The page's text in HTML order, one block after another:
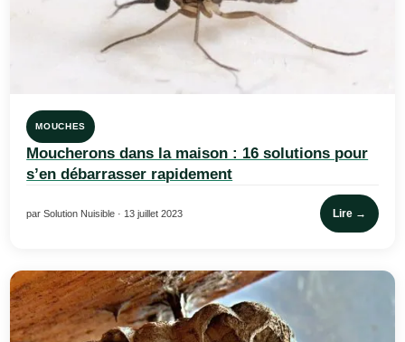
MOUCHES
Moucherons dans la maison : 16 solutions pour
s’en débarrasser rapidement
par Solution Nuisible · 13 juillet 2023 Lire →